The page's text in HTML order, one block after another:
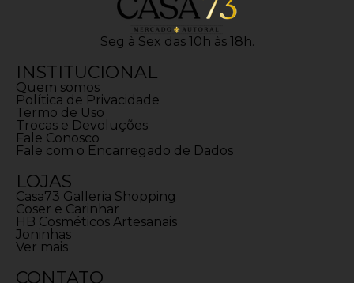
Seg à Sex das 10h às 18h.
INSTITUCIONAL
Quem somos
Política de Privacidade
Termo de Uso
Trocas e Devoluções
Fale Conosco
Fale com o Encarregado de Dados
LOJAS
Casa73 Galleria Shopping
Coser e Carinhar
HB Cosméticos Artesanais
Joninhas
Ver mais
CONTATO